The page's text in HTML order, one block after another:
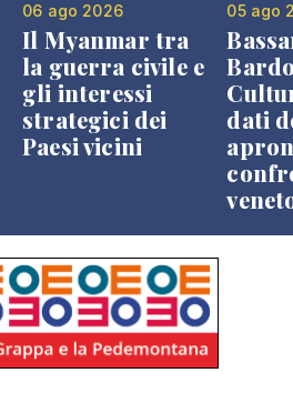
06 ago 2026
Il Myanmar tra
la guerra civile e
gli interessi
strategici dei
Paesi vicini
05 ago
dati